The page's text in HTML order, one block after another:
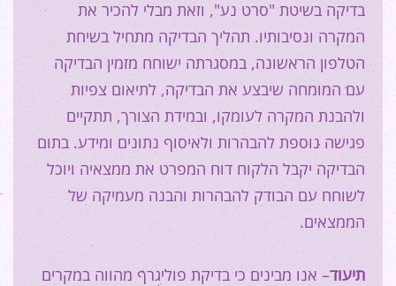
בדיקה בשיטת "סרט נע", וזאת מבלי להכיר את
המקרה ונסיבותיו. תהליך הבדיקה מתחיל בשיחת
הטלפון הראשונה, במסגרתה ישוחח מזמין הבדיקה
עם המומחה שיבצע את הבדיקה, לתיאום צפיות
ולהבנת המקרה לעומקו, ובמידת הצורך, תתקיים
פגישה נוספת להבהרות ולאיסוף נתונים ומידע. בתום
הבדיקה יקבל הלקוח דוח המפרט את ממצאיה ויוכל
לשוחח עם הבודק להבהרות והבנה מעמיקה של
הממצאים.
תיעוד– אנו מבינים כי בדיקת פוליגרף מהווה במקרים